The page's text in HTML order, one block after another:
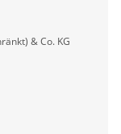
& Co. KG